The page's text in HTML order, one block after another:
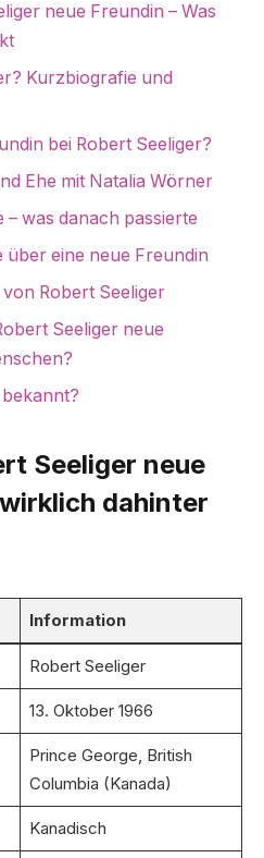
neue Freundin – Was
Kurzbiografie und
bei Robert Seeliger?
Ehe mit Natalia Wörner
was danach passierte
über eine neue Freundin
Robert Seeliger
Seeliger neue
Seeliger neue
dahinter
Information
Robert Seeliger
13. Oktober 1966
Prince George, British
Columbia (Kanada)
Kanadisch